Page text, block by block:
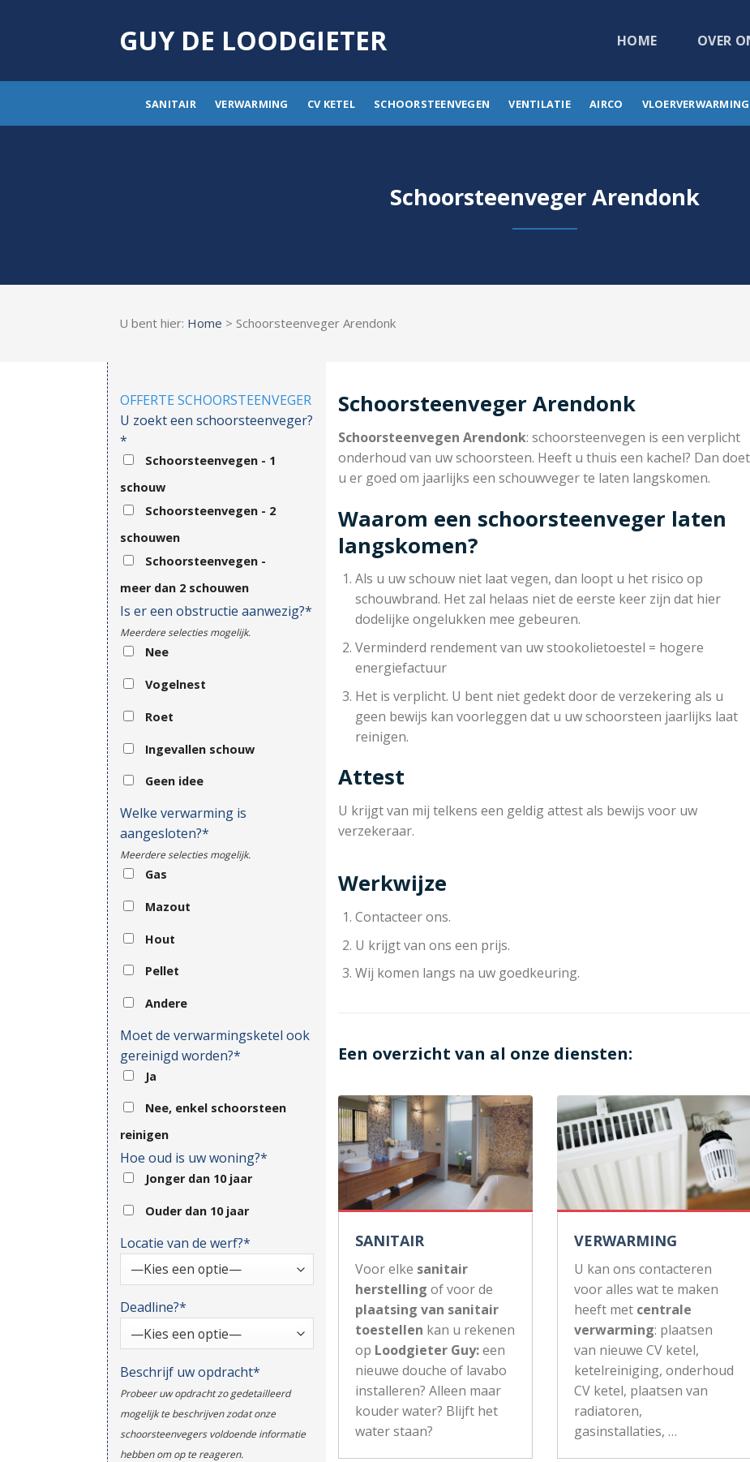
GUY DE LOODGIETER HOME OVER
SANITAIR VERWARMING CV KETEL SCHOORSTEENVEGEN VENTILATIE AIRCO VLOERVERWARMING
Schoorsteenveger Arendonk
U bent hier: Home > Schoorsteenveger Arendonk
OFFERTE SCHOORSTEENVEGER
U zoekt een schoorsteenveger?
*
Schoorsteenvegen - 1
schouw
Schoorsteenvegen - 2
schouwen
Schoorsteenvegen -
meer dan 2 schouwen
Is er een obstructie aanwezig?*
Meerdere selecties mogelijk.
Nee
Vogelnest
Roet
Ingevallen schouw
Geen idee
Welke verwarming is
aangesloten?*
Meerdere selecties mogelijk.
Gas
Mazout
Hout
Pellet
Andere
Moet de verwarmingsketel ook
gereinigd worden?*
Ja
Nee, enkel schoorsteen
reinigen
Hoe oud is uw woning?*
Jonger dan 10 jaar
Ouder dan 10 jaar
Locatie van de werf?*
Deadline?*
Beschrijf uw opdracht*
Probeer uw opdracht zo gedetailleerd
mogelijk te beschrijven zodat onze
schoorsteenvegers voldoende informatie
hebben om op te reageren.
Schoorsteenveger Arendonk
Schoorsteenvegen Arendonk: schoorsteenvegen is een verplicht
onderhoud van uw schoorsteen. Heeft u thuis een kachel? Dan doet
u er goed om jaarlijks een schouwveger te laten langskomen.
Waarom een schoorsteenveger laten
langskomen?
Als u uw schouw niet laat vegen, dan loopt u het risico op
schouwbrand. Het zal helaas niet de eerste keer zijn dat hier
dodelijke ongelukken mee gebeuren.
Verminderd rendement van uw stookolietoestel = hogere
energiefactuur
Het is verplicht. U bent niet gedekt door de verzekering als u
geen bewijs kan voorleggen dat u uw schoorsteen jaarlijks laat
reinigen.
Attest
U krijgt van mij telkens een geldig attest als bewijs voor uw
verzekeraar.
Werkwijze
Contacteer ons.
U krijgt van ons een prijs.
Wij komen langs na uw goedkeuring.
Een overzicht van al onze diensten:
SANITAIR
Voor elke sanitair
herstelling of voor de
plaatsing van sanitair
toestellen kan u rekenen
op Loodgieter Guy:een
nieuwe douche of lavabo
installeren? Alleen maar
kouder water? Blijft het
water staan?
VERWARMING
U kan ons contacteren
voor alles wat te maken
heeft met centrale
verwarming: plaatsen
van nieuwe CV ketel,
ketelreiniging, onderhoud
CV ketel, plaatsen van
radiatoren,
gasinstallaties, …